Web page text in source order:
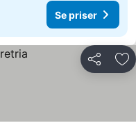
Se priser
Dela